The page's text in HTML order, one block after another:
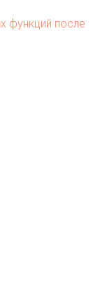
функций после